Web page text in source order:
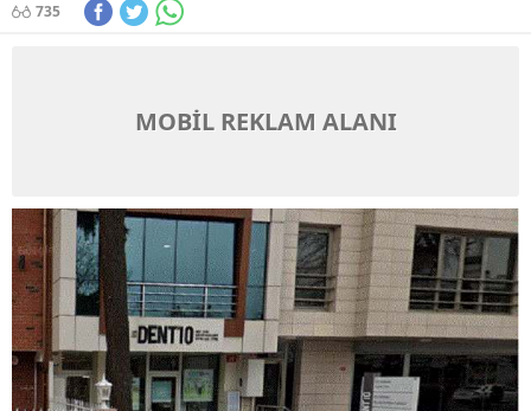
735
MOBİL REKLAM ALANI